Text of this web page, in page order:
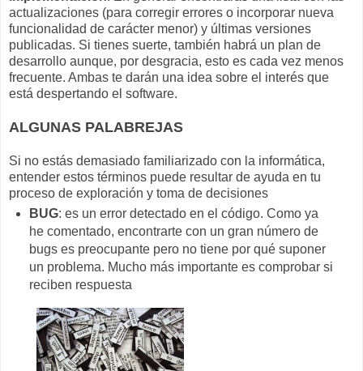
actualizaciones (para corregir errores o incorporar nueva
funcionalidad de carácter menor) y últimas versiones
publicadas. Si tienes suerte, también habrá un plan de
desarrollo aunque, por desgracia, esto es cada vez menos
frecuente. Ambas te darán una idea sobre el interés que
está despertando el software.
ALGUNAS PALABREJAS
Si no estás demasiado familiarizado con la informática,
entender estos términos puede resultar de ayuda en tu
proceso de exploración y toma de decisiones
BUG: es un error detectado en el código. Como ya
he comentado, encontrarte con un gran número de
bugs es preocupante pero no tiene por qué suponer
un problema. Mucho más importante es comprobar si
reciben respuesta